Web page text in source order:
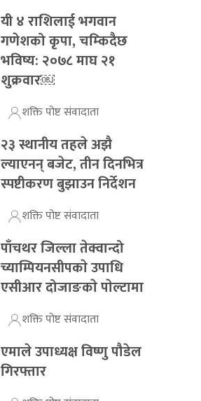
यी ४ राशिलाई भगवान
गणेशको कृपा, चम्किदैछ
भविष्य: २०७८ माघ २१
शुक्रवार￼
शक्ति पोष्ट संवादाता
२३ स्थानीय तहले अझै
ल्याएनन् बजेट, तीन दिनभित्र
स्पष्टीकरण बुझाउन निर्देशन
शक्ति पोष्ट संवादाता
पाँचथर जिल्ला तेक्वान्दो
च्याम्पियनसीपकाे उपाधि
एसीआर दोजाङकाे पाेल्टामा
शक्ति पोष्ट संवादाता
एमाले उपाध्यक्ष विष्णु पौडेल
गिरफ्तार